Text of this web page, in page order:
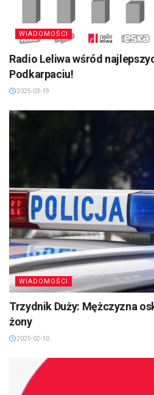
WIADOMOŚCI
Radio Leliwa wśród
Podkarpaciu!
2025-03-19
WIADOMOŚCI
Trzydnik Duży: Mężczyzna
żony
2025-02-10